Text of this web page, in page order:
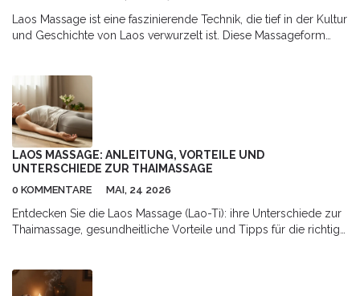
Laos Massage ist eine faszinierende Technik, die tief in der Kultur
und Geschichte von Laos verwurzelt ist. Diese Massageform
holistischen Heilungsansatzes wirkt, welche Vorteile sie bietet
und wie Sie das Beste aus einer Laos Massage herausholen
können.
LAOS MASSAGE: ANLEITUNG, VORTEILE UND
UNTERSCHIEDE ZUR THAIMASSAGE
0 KOMMENTARE MAI, 24 2026
Entdecken Sie die Laos Massage (Lao-Ti): ihre Unterschiede zur
Thaimassage, gesundheitliche Vorteile und Tipps für die richtige